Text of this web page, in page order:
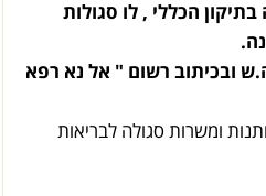
הכללי , לו סגולות
ובכיתוב רשום " אל נא רפא
ומשרות סגולה לבריאות